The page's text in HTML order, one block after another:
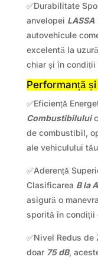
✅Durabilitate
anvelopei
autovehicule
excelentă la
chiar și în
Performanță
✅Eficiență
Combustibilului
de combustibil,
ale vehiculului
✅Aderență
Clasificarea B la
asigură o
sporită în condiții
✅Nivel Redus de
doar 75 dB,